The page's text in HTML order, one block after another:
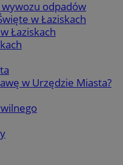
odpadów
w Łaziskach
Łaziskach
w Urzędzie Miasta?